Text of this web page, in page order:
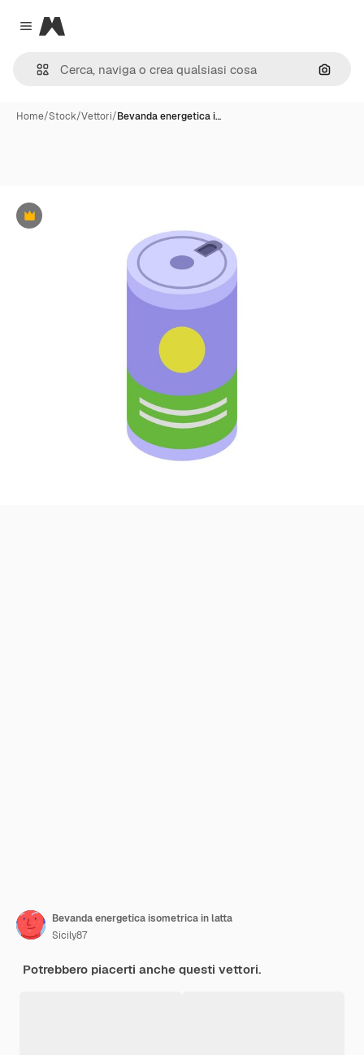
Close menu
Magnific
Cerca
Home/Stock/Vettori/Bevanda energetica i…
Premium
Bevanda energetica isometrica in latta
Sicily87
Potrebbero piacerti anche questi vettori.